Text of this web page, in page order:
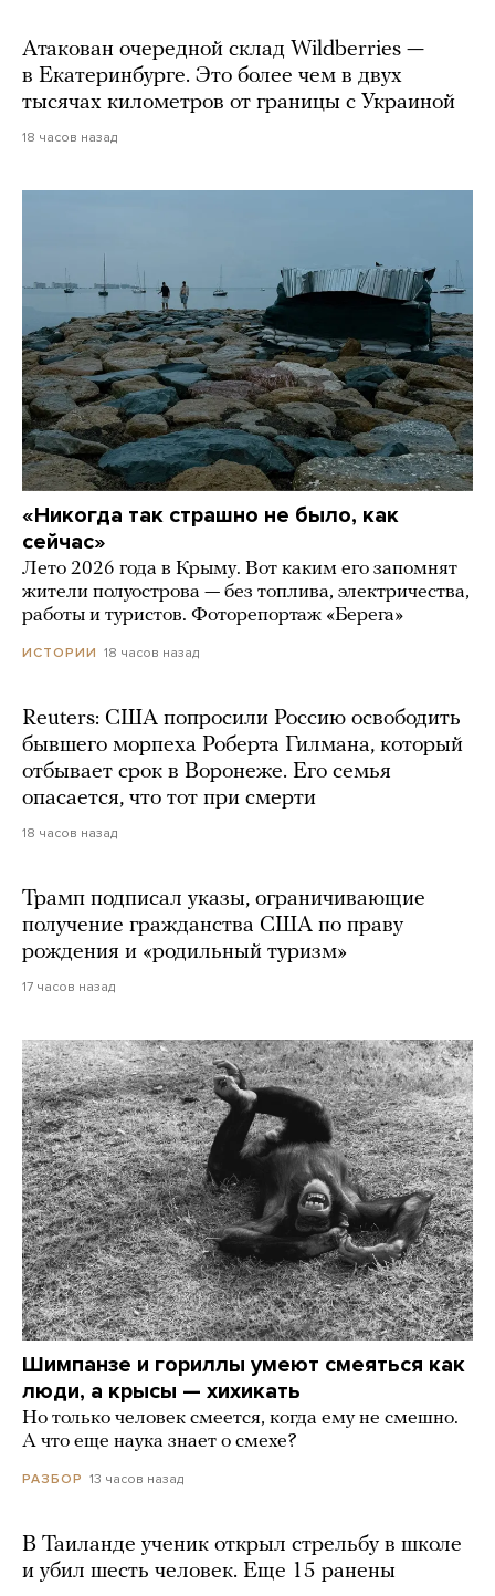
Атакован очередной склад Wildberries —
в Екатеринбурге. Это более чем в двух
тысячах километров от границы с Украиной
18 часов назад
«Никогда так страшно не было, как
сейчас»
Лето 2026 года в Крыму. Вот каким его запомнят
жители полуострова — без топлива, электричества,
работы и туристов. Фоторепортаж «Берега»
ИСТОРИИ 18 часов назад
Reuters: США попросили Россию освободить
бывшего морпеха Роберта Гилмана, который
отбывает срок в Воронеже. Его семья
опасается, что тот при смерти
18 часов назад
Трамп подписал указы, ограничивающие
получение гражданства США по праву
рождения и «родильный туризм»
17 часов назад
Шимпанзе и гориллы умеют смеяться как
люди, а крысы — хихикать
Но только человек смеется, когда ему не смешно.
А что еще наука знает о смехе?
РАЗБОР 13 часов назад
В Таиланде ученик открыл стрельбу в школе
и убил шесть человек. Еще 15 ранены